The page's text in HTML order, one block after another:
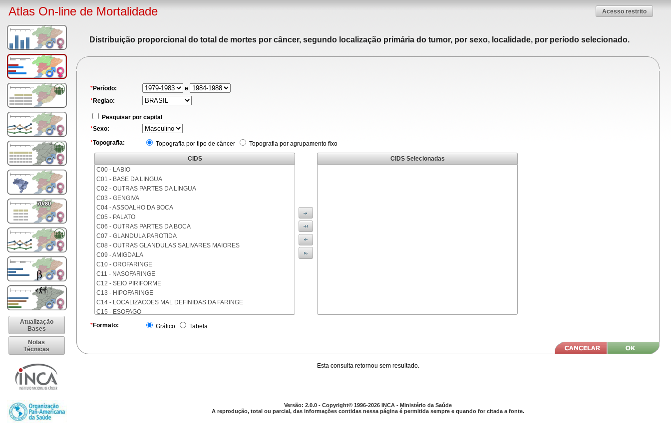
Atlas On-line de Mortalidade Acesso restrito
Atualização
Bases
Notas
Técnicas
Distribuição proporcional do total de mortes por câncer, segundo localização primária do tumor, por sexo, localidade, por período selecionado.
*Período:
e
*Regiao:
Pesquisar por capital
*Sexo:
*Topografia: Topografia por tipo de câncer Topografia por agrupamento fixo
CIDS
C00 - LABIO
C01 - BASE DA LINGUA
C02 - OUTRAS PARTES DA LINGUA
C03 - GENGIVA
C04 - ASSOALHO DA BOCA
C05 - PALATO
C06 - OUTRAS PARTES DA BOCA
C07 - GLANDULA PAROTIDA
C08 - OUTRAS GLANDULAS SALIVARES MAIORES
C09 - AMIGDALA
C10 - OROFARINGE
C11 - NASOFARINGE
C12 - SEIO PIRIFORME
C13 - HIPOFARINGE
C14 - LOCALIZACOES MAL DEFINIDAS DA FARINGE
C15 - ESOFAGO
C26 - LOCALIZACOES MAL DEFINIDAS NO APARELHO DIGESTIVO
CIDS Selecionadas
*Formato: Gráfico Tabela
Esta consulta retornou sem resultado.
Versão: 2.0.0 - Copyright© 1996-2026 INCA - Ministério da Saúde
A reprodução, total ou parcial, das informações contidas nessa página é permitida sempre e quando for citada a fonte.